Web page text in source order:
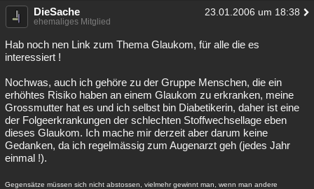
DieSache 23.01.2006 um 18:38
ehemaliges Mitglied
Hab noch nen Link zum Thema Glaukom, für alle die es
interessiert !
Nochwas, auch ich gehöre zu der Gruppe Menschen, die ein
erhöhtes Risiko haben an einem Glaukom zu erkranken, meine
Grossmutter hat es und ich selbst bin Diabetikerin, daher ist eine
der Folgeerkrankungen der schlechten Stoffwechsellage eben
dieses Glaukom. Ich mache mir derzeit aber darum keine
Gedanken, da ich regelmässig zum Augenarzt geh (jedes Jahr
einmal !).
Gegensätze müssen sich nicht abstossen, vielmehr gewinnt man, wenn man andere